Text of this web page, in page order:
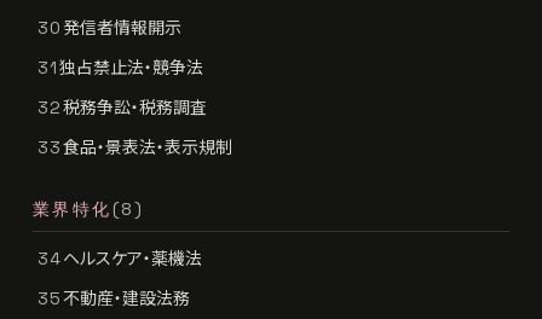
30 発信者情報開示
31独占禁止法・競争法
32税務争訟・税務調査
33食品・景表法・表示規制
業界特化 (8)
34ヘルスケア・薬機法
35不動産・建設法務